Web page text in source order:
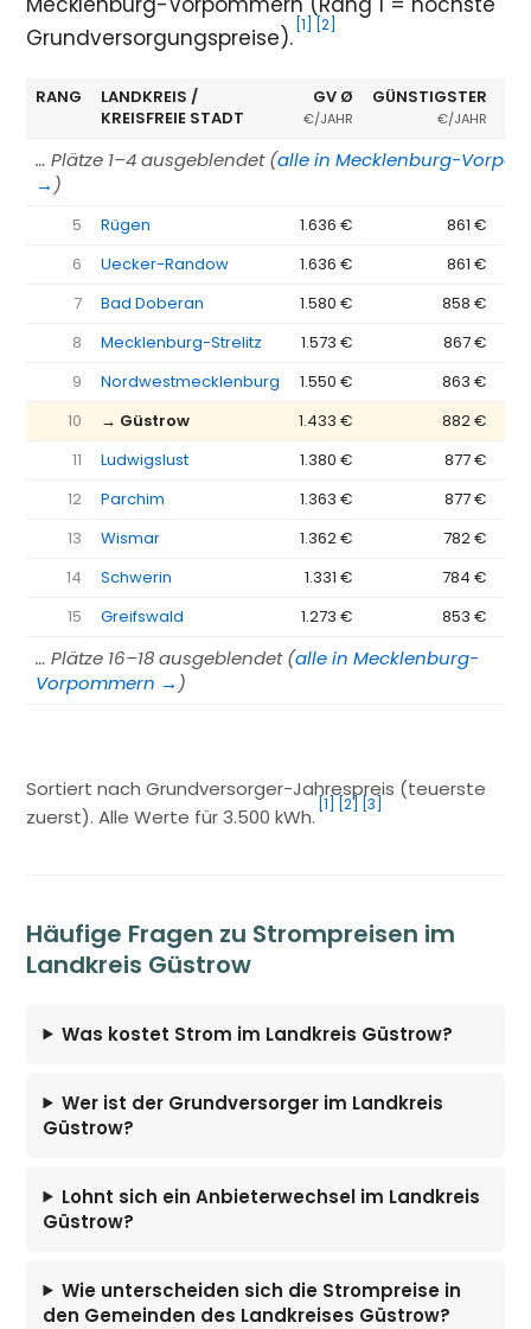
Grundversorgungspreise). [1] [2]
RANG
LANDKREIS /
KREISFREIE STADT
GV Ø
€/JAHR
GÜNSTIGSTER
€/JAHR
… Plätze 1–4 ausgeblendet (alle in Mecklenburg-
→ )
5 Rügen 1.636 €
861 €
6
Uecker-Randow 1.636 €
861 €
7
Bad Doberan 1.580 €
858 €
8
Mecklenburg-Strelitz 1.573 €
867 €
9
Nordwestmecklenburg 1.550 €
863 €
10
→ Güstrow 1.433 €
882 €
11
Ludwigslust 1.380 €
877 €
12
Parchim 1.363 €
877 €
13
Wismar 1.362 €
782 €
14
Schwerin 1.331 €
784 €
15
Greifswald 1.273 € 853 €
… Plätze 16–18 ausgeblendet (alle in Mecklenburg-
Vorpommern → )
Sortiert nach Grundversorger-Jahrespreis (teuerste
zuerst). Alle Werte für 3.500 kWh.
[1] [2] [3]
Häufige Fragen zu Strompreisen im
Landkreis Güstrow
Was kostet Strom im Landkreis Güstrow?
Wer ist der Grundversorger im Landkreis
Güstrow?
Lohnt sich ein Anbieterwechsel im Landkreis
Güstrow?
Wie unterscheiden sich die Strompreise in
den Gemeinden des Landkreises Güstrow?